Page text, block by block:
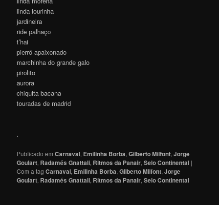
linda lourinha
jardineira
ride palhaço
t’hai
pierrô apaixonado
marchinha do grande galo
pirolito
aurora
chiquita bacana
touradas de madrid
.
Publicado em Carnaval, Emilinha Borba,Gilberto Milfont,Jorge
Goulart, Radamés Gnattali, Ritmos da Panair,Selo Continental |
Com a tagCarnaval, Emilinha Borba,Gilberto Milfont,Jorge
Goulart, Radamés Gnattali, Ritmos da Panair,Selo Continental